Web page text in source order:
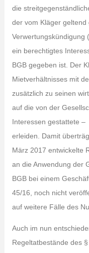
die
der vom Kläger
Verwertungskündigung
ein berechtigtes
BGB gegeben ist. Der
Mietverhältnisses mit
zusätzlich zu seinen
auf die von der
Interessen gestattete –
erleiden. Damit
März 2017 entwickelte
an die Anwendung der
BGB bei einem
45/16, noch nicht
auf weitere Fälle des
Auch im nun
Regeltatbestände des